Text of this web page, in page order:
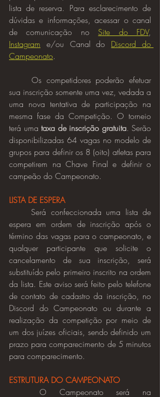
lista de reserva. Para esclarecimento de
dúvidas e informações, acessar o canal
de comunicação no Site do FDV
Instagram e/ou Canal do Discord do
Campeonato.
sua inscrição somente uma vez, vedada a
uma nova tentativa de participação na
mesma fase da Competição. O torneio
terá uma taxa de inscrição gratuita. Serão
disponibilizadas 64 vagas no modelo de
grupos para definir os 8 (oito) atletas para
competirem na Chave Final e definir o
campeão do Campeonato.
LISTA DE ESPERA
espera em ordem de inscrição após o
término das vagas para o campeonato, e
qualquer participante que solicite o
cancelamento de sua inscrição, será
substituído pelo primeiro inscrito na ordem
da lista. Este aviso será feito pelo telefone
de contato de cadastro da inscrição, no
Discord do Campeonato ou durante a
realização da competição por meio de
um dos juízes oficiais, sendo definido um
prazo para comparecimento de 5 minutos
para comparecimento.
ESTRUTURA DO CAMPEONATO